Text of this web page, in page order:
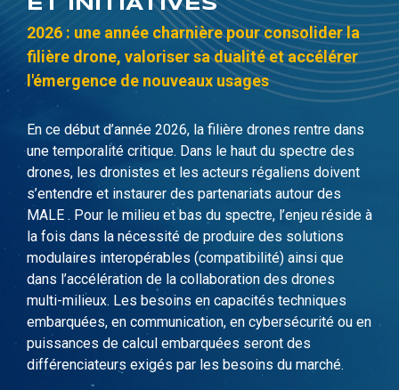
ET INITIATIVES
2026 : une année charnière pour consolider la
filière drone, valoriser sa dualité et accélérer
l'émergence de nouveaux usages
En ce début d’année 2026, la filière drones rentre dans
une temporalité critique. Dans le haut du spectre des
drones, les dronistes et les acteurs régaliens doivent
s’entendre et instaurer des partenariats autour des
MALE . Pour le milieu et bas du spectre, l’enjeu réside à
la fois dans la nécessité de produire des solutions
modulaires interopérables (compatibilité) ainsi que
dans l’accélération de la collaboration des drones
multi-milieux. Les besoins en capacités techniques
embarquées, en communication, en cybersécurité ou en
puissances de calcul embarquées seront des
différenciateurs exigés par les besoins du marché.